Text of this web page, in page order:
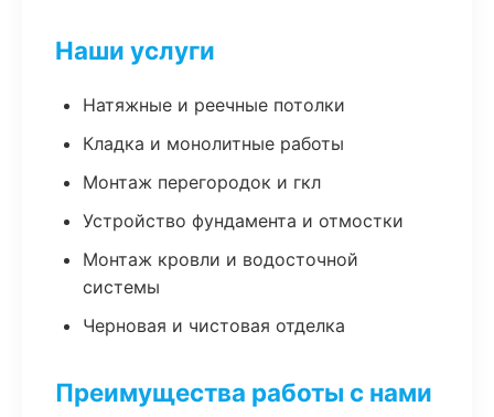
Наши услуги
Натяжные и реечные потолки
Кладка и монолитные работы
Монтаж перегородок и гкл
Устройство фундамента и отмостки
Монтаж кровли и водосточной
системы
Черновая и чистовая отделка
Преимущества работы с нами